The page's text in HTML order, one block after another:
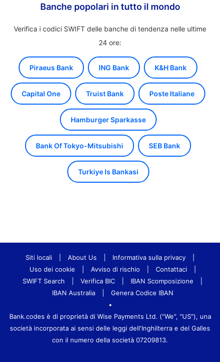
Banche popolari in tutto il mondo
Verifica i codici SWIFT delle banche di tendenza nelle ultime
24 ore:
Piraeus Bank ING Bank K&H Bank
Capital One Truist Bank Poste Italiane
Hamburger Sparkasse
Bank Of Tokyo-Mitsubishi SEB Bank
Turkiye Is Bankasi
Siti locali About Us Informativa sulla privacy
Uso dei cookie
Avviso di rischio Contattaci
SWIFT Search
Verifica BIC IBAN Scomposizione
IBAN Australia
Genera Codice IBAN
•
Bank.codes è di proprietà di Wise Payments Ltd. ("We", "US"), una
società incorporata ai sensi delle leggi dell'Inghilterra e del Galles
con il numero della società 07209813.